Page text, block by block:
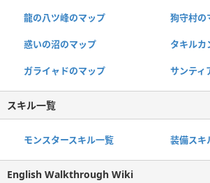
龍の八ツ峰のマップ 狗守村の
惑いの沼のマップ タキルカ
ガライャドのマップ サンティ
スキル一覧
モンスタースキル一覧 装備スキ
English Walkthrough Wiki